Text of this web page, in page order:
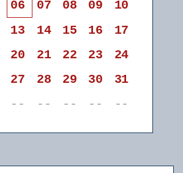
06 07 08 09
10
13 14 15 16
17
20 21 22 23
24
27 28 29 30
31
-- -- -- -- --